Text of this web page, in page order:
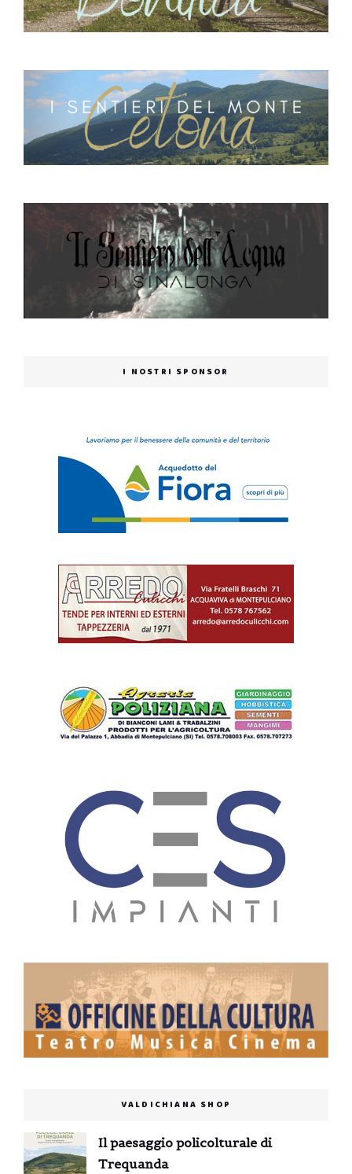
I NOSTRI SPONSOR
VALDICHIANA SHOP
Il paesaggio policolturale di
Trequanda